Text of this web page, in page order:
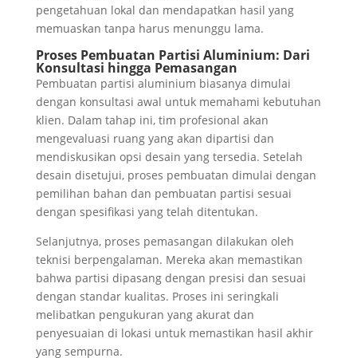
pengetahuan lokal dan mendapatkan hasil yang
memuaskan tanpa harus menunggu lama.
Proses Pembuatan Partisi Aluminium: Dari
Konsultasi hingga Pemasangan
Pembuatan partisi aluminium biasanya dimulai
dengan konsultasi awal untuk memahami kebutuhan
klien. Dalam tahap ini, tim profesional akan
mengevaluasi ruang yang akan dipartisi dan
mendiskusikan opsi desain yang tersedia. Setelah
desain disetujui, proses pembuatan dimulai dengan
pemilihan bahan dan pembuatan partisi sesuai
dengan spesifikasi yang telah ditentukan.
Selanjutnya, proses pemasangan dilakukan oleh
teknisi berpengalaman. Mereka akan memastikan
bahwa partisi dipasang dengan presisi dan sesuai
dengan standar kualitas. Proses ini seringkali
melibatkan pengukuran yang akurat dan
penyesuaian di lokasi untuk memastikan hasil akhir
yang sempurna.